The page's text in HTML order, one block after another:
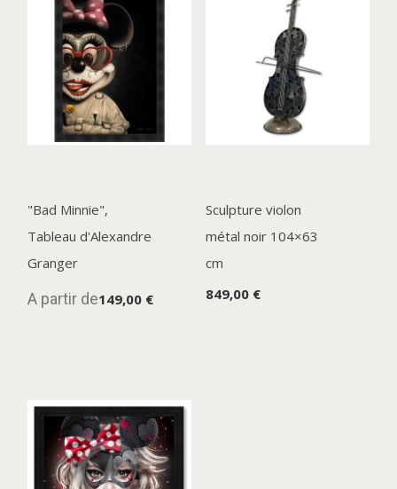
"Bad Minnie",
Tableau d'Alexandre
Granger
A partir de149,00 €
Sculpture violon
métal noir 104×63
cm
849,00 €